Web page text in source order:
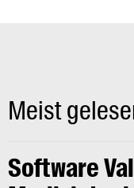
Meist
Software